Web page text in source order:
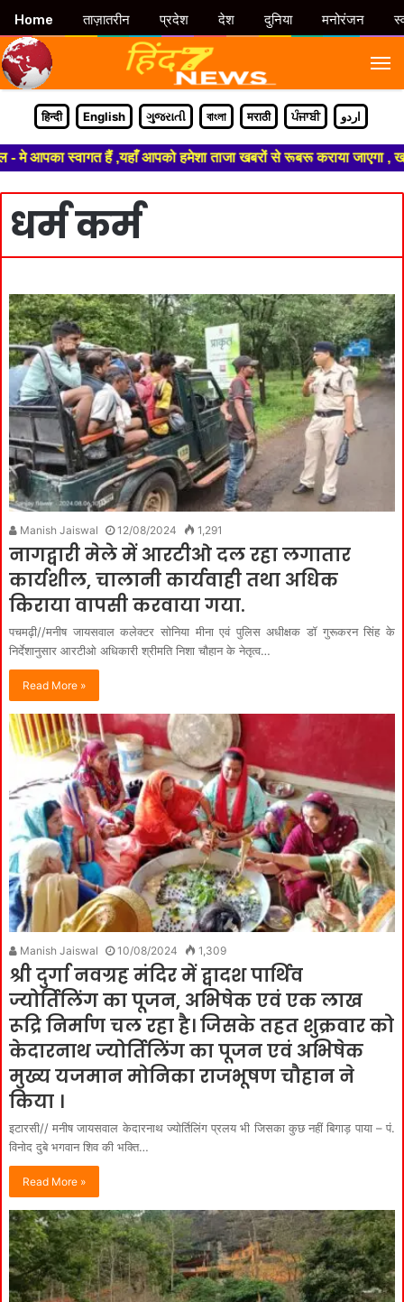
हिन्दी English ગુજરાતી বাংলা मराठी ਪੰਜਾਬੀ اردو
हैं ,यहाँ आपको हमेशा ताजा खबरों से रूबरू कराया जाएगा , खबर ओर
धर्म कर्म
Manish Jaiswal 12/08/2024 1,291
नागद्वारी मेले में आरटीओ दल रहा लगातार
कार्यशील, चालानी कार्यवाही तथा अधिक
किराया वापसी करवाया गया.
पचमढ़ी//मनीष जायसवाल कलेक्टर सोनिया मीना एवं पुलिस अधीक्षक डॉ गुरूकरन सिंह के
निर्देशानुसार आरटीओ अधिकारी श्रीमति निशा चौहान के नेतृत्व…
Read More »
Manish Jaiswal 10/08/2024 1,309
श्री दुर्गा नवग्रह मंदिर में द्वादश पार्थिव
ज्योर्तिलिंग का पूजन, अभिषेक एवं एक लाख
रूद्रि निर्माण चल रहा है। जिसके तहत शुक्रवार को
केदारनाथ ज्योर्तिलिंग का पूजन एवं अभिषेक
मुख्य यजमान मोनिका राजभूषण चौहान ने
किया ।
इटारसी// मनीष जायसवाल केदारनाथ ज्योर्तिलिंग प्रलय भी जिसका कुछ नहीं बिगाड़ पाया – पं.
विनोद दुबे भगवान शिव की भक्ति…
Read More »
Home ताज़ातरीन प्रदेश देश दुनिया मनोरंजन